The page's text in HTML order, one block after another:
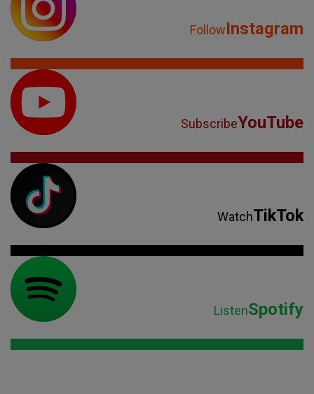
FollowInstagram
SubscribeYouTube
WatchTikTok
ListenSpotify